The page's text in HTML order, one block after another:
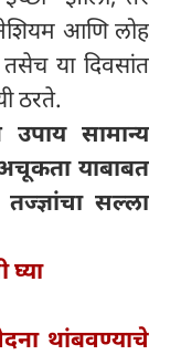
आणि लोह
या दिवसांत
ठरते.
सामान्य
याबाबत
सल्ला
घ्या
थांबवण्याचे